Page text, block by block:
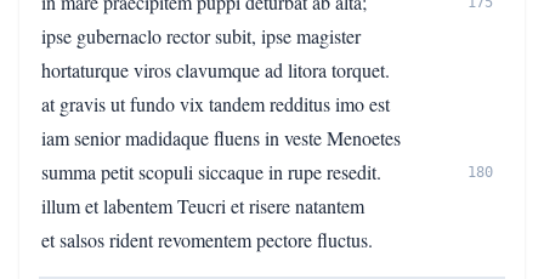
ipse gubernaclo rector subit, ipse magister
hortaturque viros clavumque ad litora torquet.
at gravis ut fundo vix tandem redditus imo est
iam senior madidaque fluens in veste Menoetes
summa petit scopuli siccaque in rupe resedit.
180
illum et labentem Teucri et risere natantem
et salsos rident revomentem pectore fluctus.